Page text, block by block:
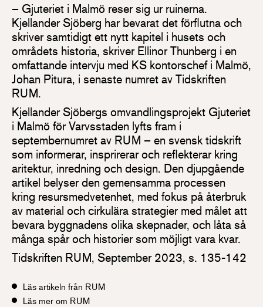
– Gjuteriet i Malmö reser sig ur ruinerna.
Kjellander Sjöberg har bevarat det förflutna och
skriver samtidigt ett nytt kapitel i husets och
områdets historia, skriver Ellinor Thunberg i en
omfattande intervju med KS kontorschef i Malmö,
Johan Pitura, i senaste numret av Tidskriften
RUM.
Kjellander Sjöbergs omvandlingsprojekt Gjuteriet
i Malmö för Varvsstaden lyfts fram i
septembernumret av RUM – en svensk tidskrift
som informerar, insprirerar och reflekterar kring
aritektur, inredning och design. Den djupgående
artikel belyser den gemensamma processen
kring resursmedvetenhet, med fokus på återbruk
av material och cirkulära strategier med målet att
bevara byggnadens olika skepnader, och låta så
många spår och historier som möjligt vara kvar.
Tidskriften RUM, September 2023, s. 135-142
Läs artikeln från RUM
Läs mer om RUM